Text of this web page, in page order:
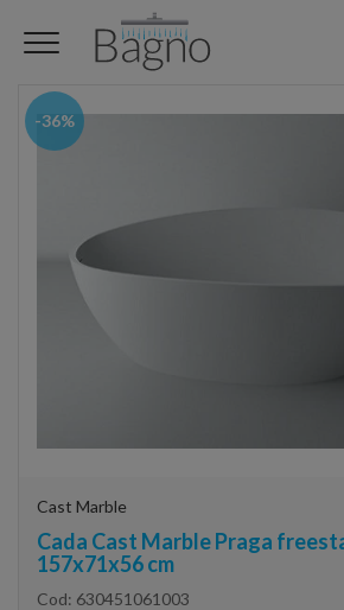
-36%
Cast Marble
Cada Cast Marble Praga
157x71x56 cm
Cod: 630451061003